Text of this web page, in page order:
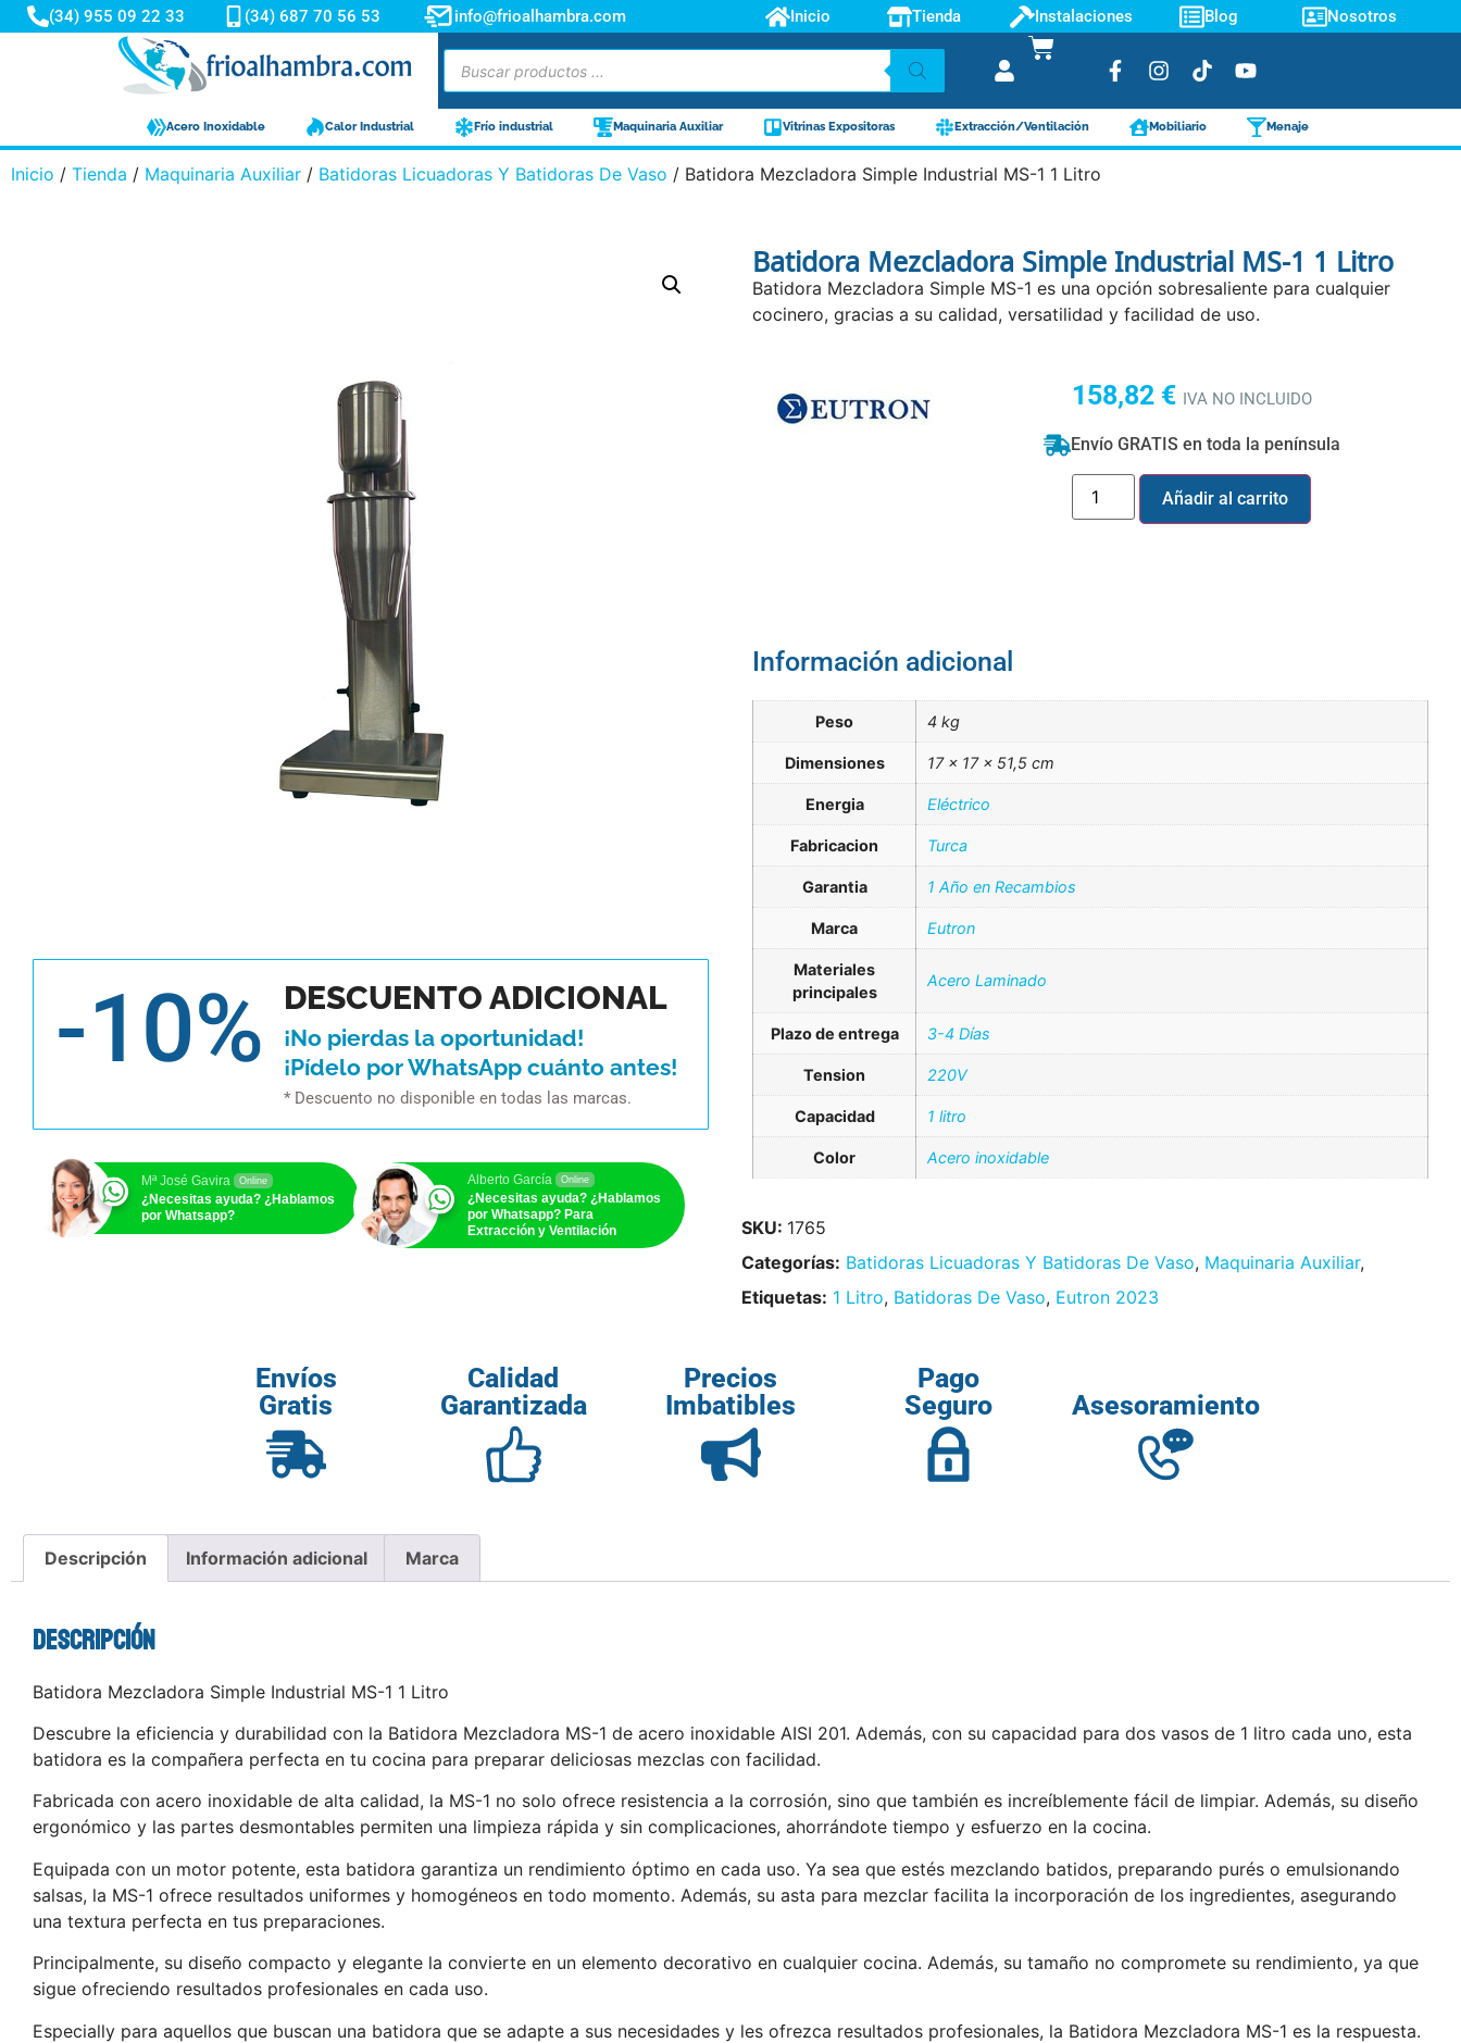
(34) 955 09 22 33 (34) 687 70 56 53 info@frioalhambra.com Inicio Tienda Instalaciones Blog Nosotros
Acero Inoxidable Calor Industrial Frío industrial Maquinaria Auxiliar Vitrinas Expositoras Extracción/Ventilación Mobiliario Menaje
Inicio / Tienda / Maquinaria Auxiliar / Batidoras Licuadoras Y Batidoras De Vaso / Batidora Mezcladora Simple Industrial MS-1 1 Litro
-10% DESCUENTO ADICIONAL
¡No pierdas la oportunidad!
¡Pídelo por WhatsApp cuánto antes!
* Descuento no disponible en todas las marcas.
Mª José Gavira Online
¿Necesitas ayuda? ¿Hablamos
por Whatsapp?
Alberto García Online
¿Necesitas ayuda? ¿Hablamos
por Whatsapp? Para
Extracción y Ventilación
Batidora Mezcladora Simple Industrial MS-1 1 Litro
Batidora Mezcladora Simple MS-1 es una opción sobresaliente para cualquier
cocinero, gracias a su calidad, versatilidad y facilidad de uso.
158,82 € IVA NO INCLUIDO
Envío GRATIS en toda la península
Añadir al carrito
Información adicional
Peso 4 kg
Dimensiones 17 × 17 × 51,5 cm
Energia Eléctrico
Fabricacion Turca
Garantia 1 Año en Recambios
Marca Eutron
Materiales
principales
Acero Laminado
Plazo de entrega 3-4 Días
Tension 220V
Capacidad 1 litro
Color Acero inoxidable
SKU: 1765
Categorías: Batidoras Licuadoras Y Batidoras De Vaso, Maquinaria Auxiliar,
Etiquetas: 1 Litro, Batidoras De Vaso, Eutron 2023
Envíos
Gratis
Calidad
Garantizada
Precios
Imbatibles
Pago
Seguro
Asesoramiento
Descripción Información adicional Marca
Descripción
Batidora Mezcladora Simple Industrial MS-1 1 Litro
Descubre la eficiencia y durabilidad con la Batidora Mezcladora MS-1 de acero inoxidable AISI 201. Además, con su capacidad para dos vasos de 1 litro cada uno, esta
batidora es la compañera perfecta en tu cocina para preparar deliciosas mezclas con facilidad.
Fabricada con acero inoxidable de alta calidad, la MS-1 no solo ofrece resistencia a la corrosión, sino que también es increíblemente fácil de limpiar. Además, su diseño
ergonómico y las partes desmontables permiten una limpieza rápida y sin complicaciones, ahorrándote tiempo y esfuerzo en la cocina.
Equipada con un motor potente, esta batidora garantiza un rendimiento óptimo en cada uso. Ya sea que estés mezclando batidos, preparando purés o emulsionando
salsas, la MS-1 ofrece resultados uniformes y homogéneos en todo momento. Además, su asta para mezclar facilita la incorporación de los ingredientes, asegurando
una textura perfecta en tus preparaciones.
Principalmente, su diseño compacto y elegante la convierte en un elemento decorativo en cualquier cocina. Además, su tamaño no compromete su rendimiento, ya que
sigue ofreciendo resultados profesionales en cada uso.
Especially para aquellos que buscan una batidora que se adapte a sus necesidades y les ofrezca resultados profesionales, la Batidora Mezcladora MS-1 es la respuesta.